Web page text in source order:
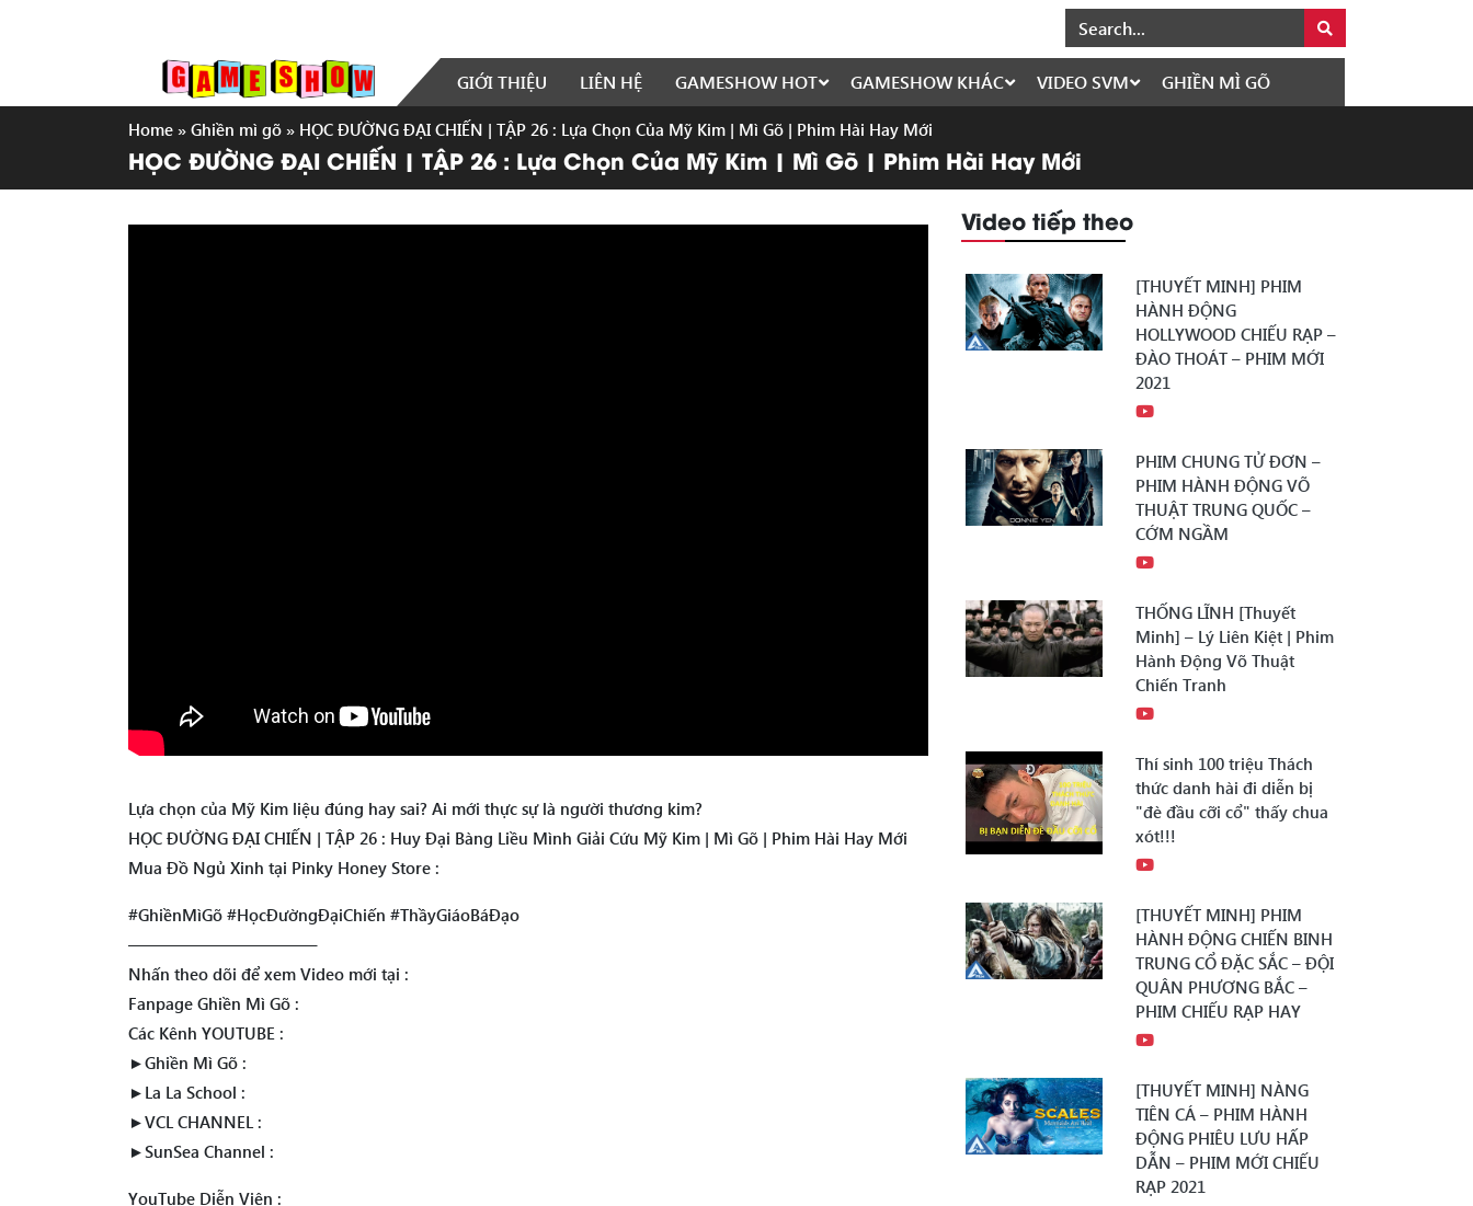
GIỚI THIỆU LIÊN HỆ GAMESHOW HOT GAMESHOW KHÁC VIDEO SVM GHIỀN MÌ GÕ
Home » Ghiền mì gõ » HỌC ĐƯỜNG ĐẠI CHIẾN | TẬP 26 : Lựa Chọn Của Mỹ Kim | Mì Gõ | Phim Hài Hay Mới
HỌC ĐƯỜNG ĐẠI CHIẾN | TẬP 26 : Lựa Chọn Của Mỹ Kim | Mì Gõ | Phim Hài Hay Mới
Lựa chọn của Mỹ Kim liệu đúng hay sai? Ai mới thực sự là người thương kim?
HỌC ĐƯỜNG ĐẠI CHIẾN | TẬP 26 : Huy Đại Bàng Liều Mình Giải Cứu Mỹ Kim | Mì Gõ | Phim Hài Hay Mới
Mua Đồ Ngủ Xinh tại Pinky Honey Store :
#GhiềnMìGõ #HọcĐườngĐạiChiến #ThầyGiáoBáĐạo
———————————–
Nhấn theo dõi để xem Video mới tại :
Fanpage Ghiền Mì Gõ :
Các Kênh YOUTUBE :
►Ghiền Mì Gõ :
►La La School :
►VCL CHANNEL :
►SunSea Channel :
YouTube Diễn Viên :
Video tiếp theo
[THUYẾT MINH] PHIM
HÀNH ĐỘNG
HOLLYWOOD CHIẾU RẠP –
ĐÀO THOÁT – PHIM MỚI
2021
PHIM CHUNG TỬ ĐƠN –
PHIM HÀNH ĐỘNG VÕ
THUẬT TRUNG QUỐC –
CỚM NGẦM
THỐNG LĨNH [Thuyết
Minh] – Lý Liên Kiệt | Phim
Hành Động Võ Thuật
Chiến Tranh
Thí sinh 100 triệu Thách
thức danh hài đi diễn bị
"đè đầu cỡi cổ" thấy chua
xót!!!
[THUYẾT MINH] PHIM
HÀNH ĐỘNG CHIẾN BINH
TRUNG CỔ ĐẶC SẮC – ĐỘI
QUÂN PHƯƠNG BẮC –
PHIM CHIẾU RẠP HAY
[THUYẾT MINH] NÀNG
TIÊN CÁ – PHIM HÀNH
ĐỘNG PHIÊU LƯU HẤP
DẪN – PHIM MỚI CHIẾU
RẠP 2021